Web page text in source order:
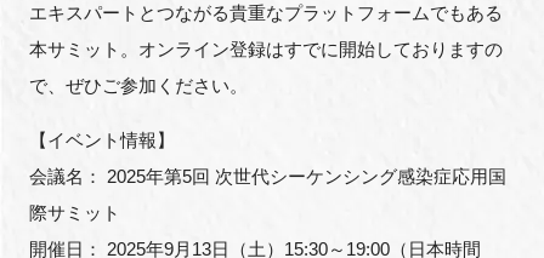
エキスパートとつながる貴重なプラットフォームでもある
本サミット。オンライン登録はすでに開始しておりますの
で、ぜひご参加ください。
【イベント情報】
会議名： 2025年第5回 次世代シーケンシング感染症応用国
際サミット
開催日： 2025年9月13日（土）15:30～19:00（日本時間